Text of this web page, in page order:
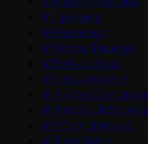
# Трейлер
# Рецензия
# После Фишера
# Война и Мир
# Новости кино
#Андрей
# Федор
# Обзор фильма
# Фонд Кино